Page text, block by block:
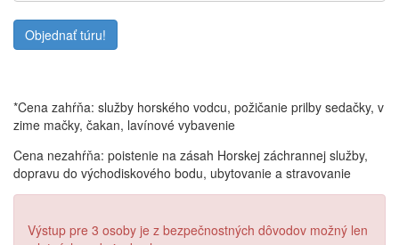
*Cena zahŕňa: služby horského vodcu, požičanie prilby sedačky, v
zime mačky, čakan, lavínové vybavenie
Cena nezahŕňa: poistenie na zásah Horskej záchrannej služby,
dopravu do východiskového bodu, ubytovanie a stravovanie
Výstup pre 3 osoby je z bezpečnostných dôvodov možný len